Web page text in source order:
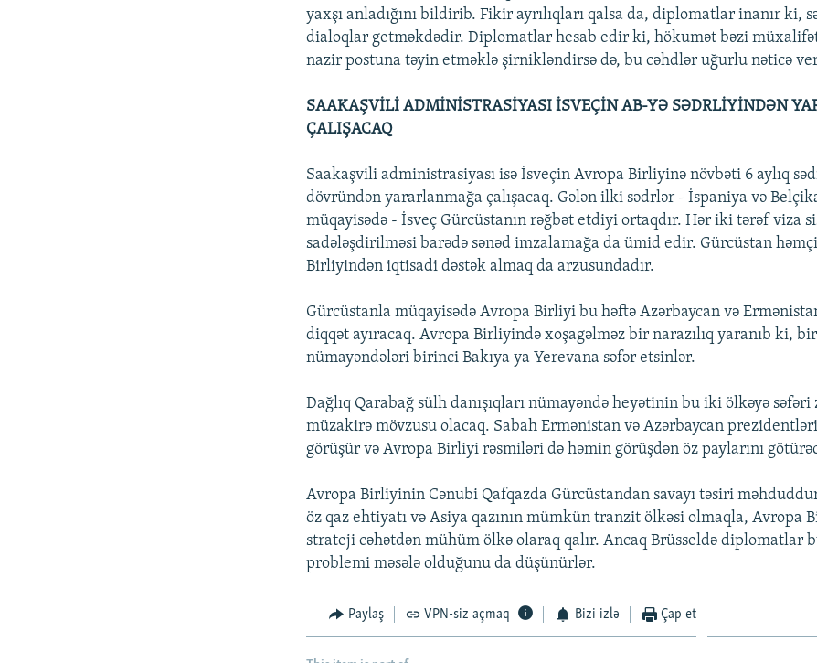
yaxşı anladığını bildirib. Fikir ayrılıqları qalsa da, diplomatlar inanır ki,
dialoqlar getməkdədir. Diplomatlar hesab edir ki, hökumət bəzi
nazir postuna təyin etməklə şirnikləndirsə də, bu cəhdlər uğurlu nəticə
SAAKAŞVİLİ ADMİNİSTRASİYASI İSVEÇİN AB-YƏ SƏDRLİYİNDƏN
ÇALIŞACAQ
Saakaşvili administrasiyası isə İsveçin Avropa Birliyinə növbəti 6 aylıq
dövründən yararlanmağa çalışacaq. Gələn ilki sədrlər - İspaniya və
müqayisədə - İsveç Gürcüstanın rəğbət etdiyi ortaqdır. Hər iki tərəf viza
sadələşdirilməsi barədə sənəd imzalamağa da ümid edir. Gürcüstan
Birliyindən iqtisadi dəstək almaq da arzusundadır.
Gürcüstanla müqayisədə Avropa Birliyi bu həftə Azərbaycan və
diqqət ayıracaq. Avropa Birliyində xoşagəlməz bir narazılıq yaranıb ki,
nümayəndələri birinci Bakıya ya Yerevana səfər etsinlər.
Dağlıq Qarabağ sülh danışıqları nümayəndə heyətinin bu iki ölkəyə səfəri
müzakirə mövzusu olacaq. Sabah Ermənistan və Azərbaycan
görüşür və Avropa Birliyi rəsmiləri də həmin görüşdən öz paylarını
Avropa Birliyinin Cənubi Qafqazda Gürcüstandan savayı təsiri
öz qaz ehtiyatı və Asiya qazının mümkün tranzit ölkəsi olmaqla, Avropa
strateji cəhətdən mühüm ölkə olaraq qalır. Ancaq Brüsseldə diplomatlar
problemi məsələ olduğunu da düşünürlər.
Paylaş VPN-siz açmaq Bizi izlə Çap et